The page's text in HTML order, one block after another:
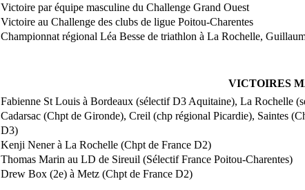
Victoire par équipe masculine du Challenge Grand Ouest
Victoire au Challenge des clubs de ligue Poitou-Charentes
Championnat régional Léa Besse de triathlon à La Rochelle,
VICTOIRES
Fabienne St Louis à Bordeaux (sélectif D3 Aquitaine), La Rochelle
Cadarsac (Chpt de Gironde), Creil (chp régional Picardie), Saintes
D3)
Kenji Nener à La Rochelle (Chpt de France D2)
Thomas Marin au LD de Sireuil (Sélectif France Poitou-Charentes)
Drew Box (2e) à Metz (Chpt de France D2)